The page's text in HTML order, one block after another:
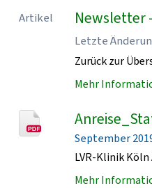
Artikel Newsletter
Letzte
Zurück zur
Mehr
September
LVR-Klinik
Mehr